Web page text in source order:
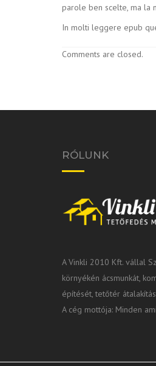
parole ben scelte, ma la
In molti leggere epub
Comments are closed.
RÓLUNK
A Vinkli 2010 Kft. vállal
környékén ácsmunkát,
építését, tetőtér
A cég mottója: Minden